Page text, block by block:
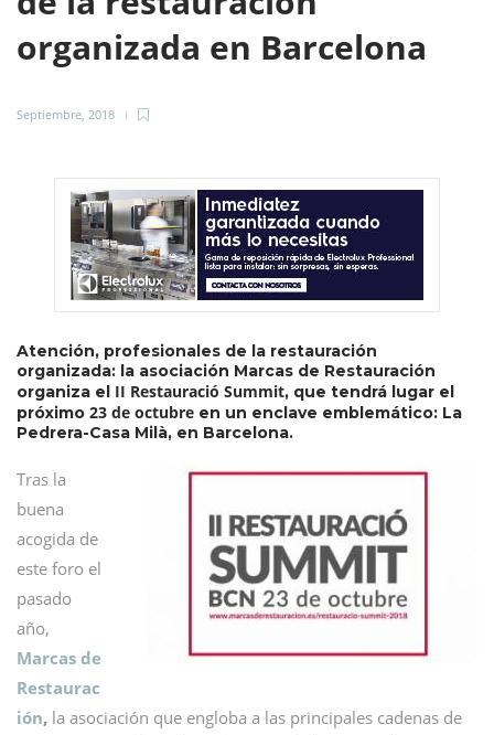
organizada en Barcelona
Septiembre, 2018
Atención, profesionales de la restauración
organizada: la asociación Marcas de Restauración
organiza el II Restauració Summit, que tendrá lugar el
próximo 23 de octubre en un enclave emblemático: La
Pedrera-Casa Milà, en Barcelona.
Tras la
buena
acogida de
este foro el
pasado
año,
Marcas de
Restaurac
ión, la asociación que engloba a las principales cadenas de